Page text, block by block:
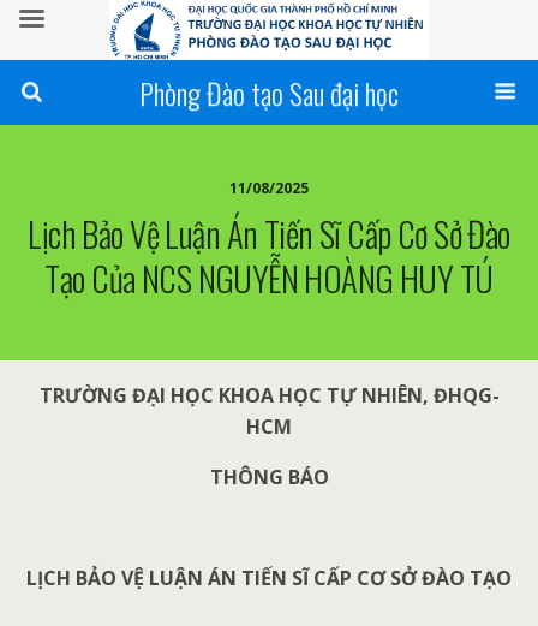
Phòng Đào tạo Sau đại học
11/08/2025
Lịch Bảo Vệ Luận Án Tiến Sĩ Cấp Cơ Sở Đào
Tạo Của NCS NGUYỄN HOÀNG HUY TÚ
TRƯỜNG ĐẠI HỌC KHOA HỌC TỰ NHIÊN, ĐHQG-
HCM
THÔNG BÁO
LỊCH BẢO VỆ LUẬN ÁN TIẾN SĨ CẤP CƠ SỞ ĐÀO TẠO